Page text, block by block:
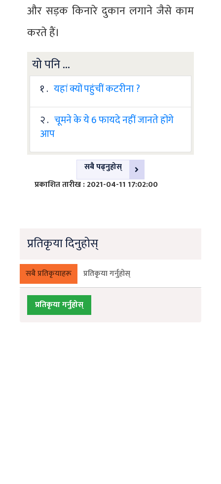
और सड़क किनारे दुकान लगाने जैसे काम
करते हैं।
यो पनि ...
१ . यहां क्यों पहुंचीं कटरीना ?
२ . चूमने के ये 6 फायदे नहीं जानते होंगे
आप
सबै पढ्नुहोस्
प्रकाशित तारीख : 2021-04-11 17:02:00
प्रतिकृया दिनुहोस्
सबै प्रतिकृयाहरू प्रतिकृया गर्नुहोस्
प्रतिकृया गर्नुहोस्